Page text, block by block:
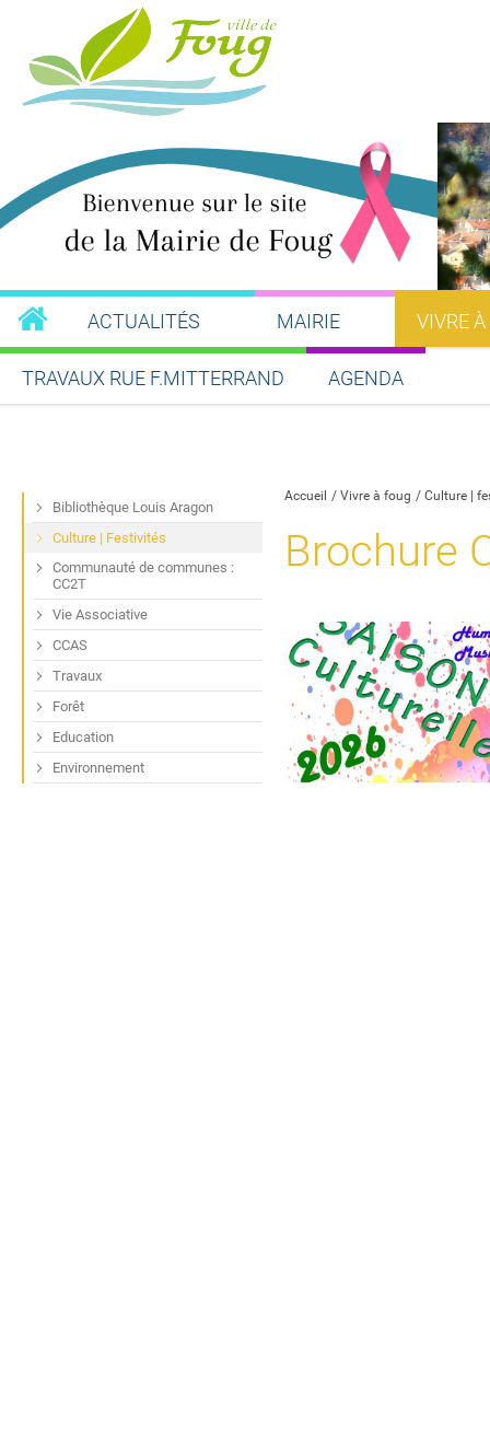
ACTUALITÉS MAIRIE VIVRE
TRAVAUX RUE F.MITTERRAND AGENDA
Accueil Vivre à foug Culture |
Brochure
Previous
Bibliothèque Louis Aragon
Culture | Festivités
Communauté de communes :
CC2T
Vie Associative
CCAS
Travaux
Forêt
Education
Environnement